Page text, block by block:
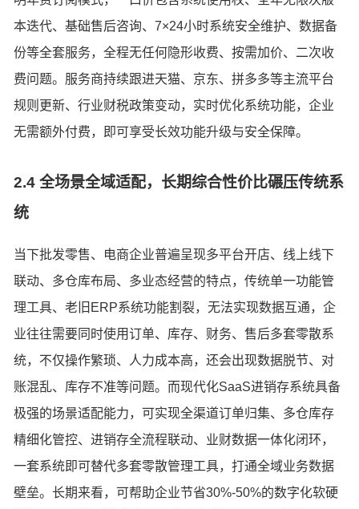
本迭代、基础售后咨询、7×24小时系统安全维护、数据备
份等全套服务，全程无任何隐形收费、按需加价、二次收
费问题。服务商持续跟进天猫、京东、拼多多等主流平台
规则更新、行业财税政策变动，实时优化系统功能，企业
无需额外付费，即可享受长效功能升级与安全保障。
2.4 全场景全域适配，长期综合性价比碾压传统系
统
当下批发零售、电商企业普遍呈现多平台开店、线上线下
联动、多仓库布局、多业态经营的特点，传统单一功能管
理工具、老旧ERP系统功能割裂，无法实现数据互通，企
业往往需要同时使用订单、库存、财务、售后多套零散系
统，不仅操作繁琐、人力成本高，还会出现数据脱节、对
账混乱、库存不准等问题。而现代化SaaS进销存系统具备
极强的场景适配能力，可实现全渠道订单归集、多仓库存
精细化管控、进销存全流程联动、业财数据一体化闭环，
一套系统即可替代多套零散管理工具，打通全域业务数据
壁垒。长期来看，可帮助企业节省30%-50%的数字化软硬